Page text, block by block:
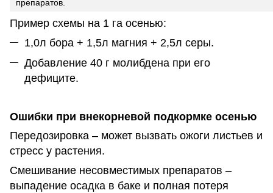
препаратов.
Пример схемы на 1 га осенью:
1,0л бора + 1,5л магния + 2,5л серы.
Добавление 40 г молибдена при его
дефиците.
Ошибки при внекорневой подкормке осенью
Передозировка – может вызвать ожоги листьев и
стресс у растения.
Смешивание несовместимых препаратов –
выпадение осадка в баке и полная потеря